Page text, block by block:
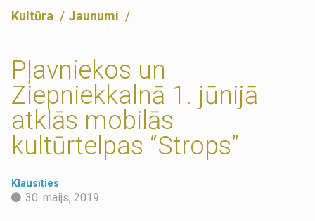
Kultūra Jaunumi
Pļavniekos un
Ziepniekkalnā 1. jūnijā
atklās mobilās
kultūrtelpas “Strops”
Klausīties
30. maijs, 2019